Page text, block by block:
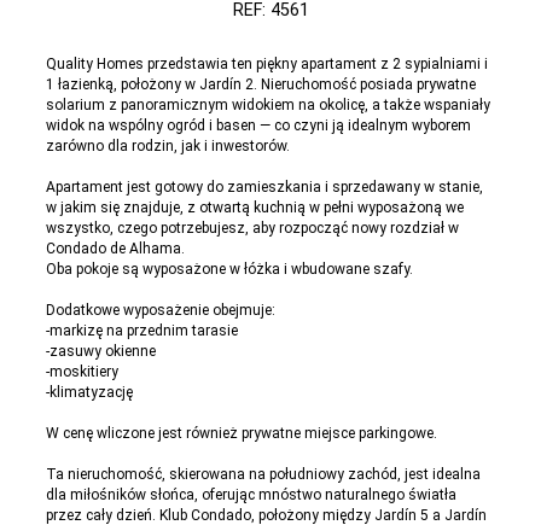
REF: 4561
Quality Homes przedstawia ten piękny apartament z 2 sypialniami i
1 łazienką, położony w Jardín 2. Nieruchomość posiada prywatne
solarium z panoramicznym widokiem na okolicę, a także wspaniały
widok na wspólny ogród i basen — co czyni ją idealnym wyborem
zarówno dla rodzin, jak i inwestorów.
Apartament jest gotowy do zamieszkania i sprzedawany w stanie,
w jakim się znajduje, z otwartą kuchnią w pełni wyposażoną we
wszystko, czego potrzebujesz, aby rozpocząć nowy rozdział w
Condado de Alhama.
Oba pokoje są wyposażone w łóżka i wbudowane szafy.
Dodatkowe wyposażenie obejmuje:
-markizę na przednim tarasie
-zasuwy okienne
-moskitiery
-klimatyzację
W cenę wliczone jest również prywatne miejsce parkingowe.
Ta nieruchomość, skierowana na południowy zachód, jest idealna
dla miłośników słońca, oferując mnóstwo naturalnego światła
przez cały dzień. Klub Condado, położony między Jardín 5 a Jardín